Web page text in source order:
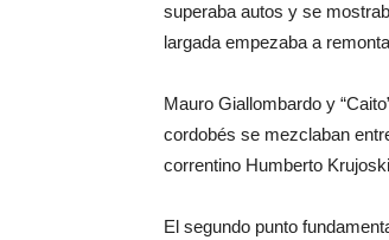
superaba autos y se
largada empezaba a
Mauro Giallombardo y
cordobés se mezclaban
correntino Humberto
El segundo punto